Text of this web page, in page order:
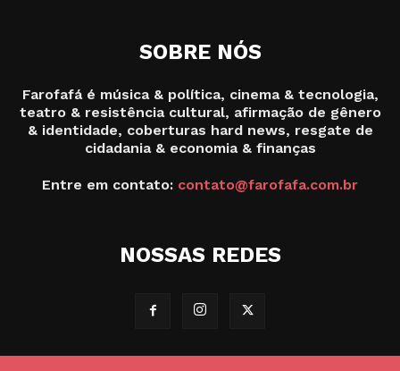
SOBRE NÓS
Farofafá é música & política, cinema & tecnologia,
teatro & resistência cultural, afirmação de gênero
& identidade, coberturas hard news, resgate de
cidadania & economia & finanças
Entre em contato: contato@farofafa.com.br
NOSSAS REDES